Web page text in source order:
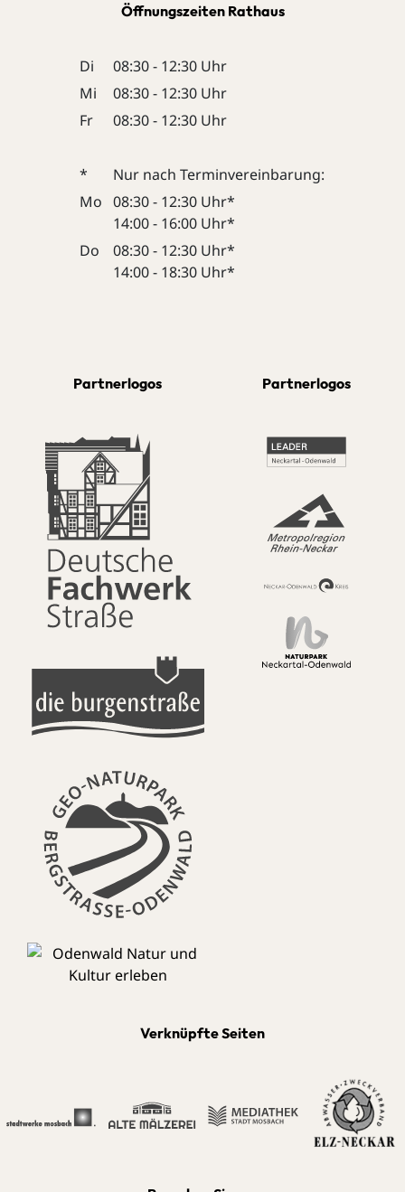
Öffnungszeiten Rathaus
Di
08:30 - 12:30 Uhr
Mi
08:30 - 12:30 Uhr
Fr
08:30 - 12:30 Uhr
*
Nur nach Terminvereinbarung:
Mo 08:30 - 12:30 Uhr*
14:00 - 16:00 Uhr*
Do
08:30 - 12:30 Uhr*
14:00 - 18:30 Uhr*
Partnerlogos Partnerlogos
Verknüpfte Seiten